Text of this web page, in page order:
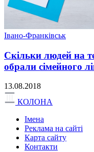
Івано-Франківськ
Скільки людей на
обрали сімейного
13.08.2018
КОЛОНА
Імена
Реклама на сайті
Карта сайту
Контакти